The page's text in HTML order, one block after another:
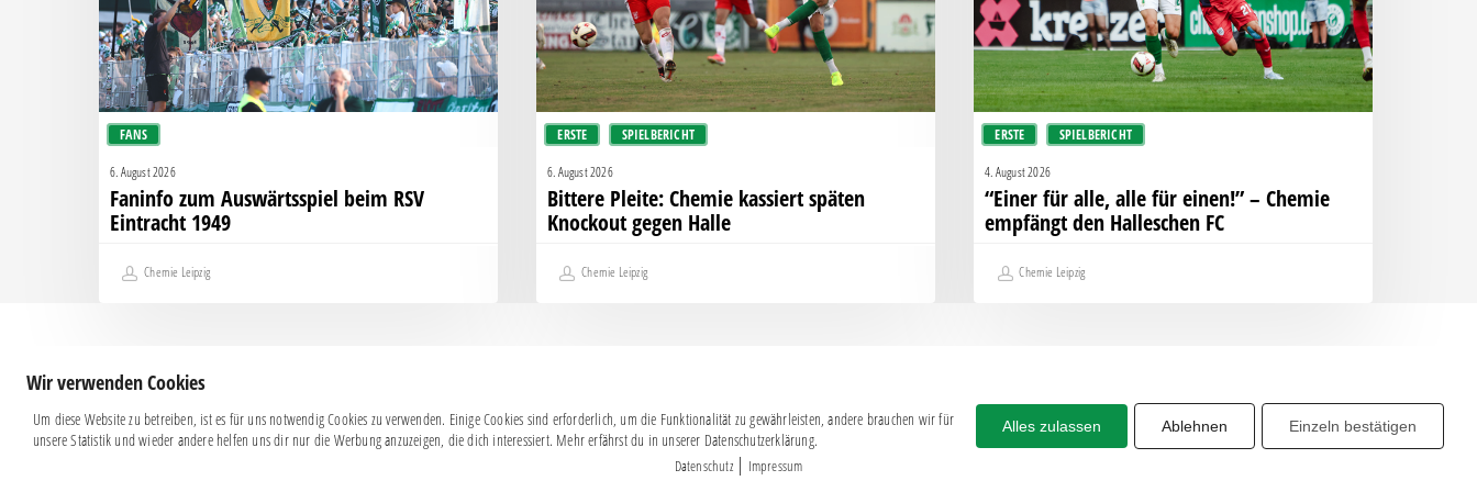
FANS
1949
6. August 2026
Faninfo zum Auswärtsspiel beim RSV
Eintracht 1949
Chemie Leipzig
ERSTE SPIELBERICHT
gegen
Halle
6. August 2026
Bittere Pleite: Chemie kassiert späten
Knockout gegen Halle
Chemie Leipzig
ERSTE SPIELBERICHT
–
Chemie
empfängt
den
Halleschen
FC4. August 2026
“Einer für alle, alle für einen!” – Chemie
empfängt den Halleschen FC
Chemie Leipzig
Share
Impressum|Datenschutz
BSG CHEMIE LEIPZIG © 2026
MITGLIEDERZAHL: 2.816
Wir verwenden Cookies
Um diese Website zu betreiben, ist es für uns notwendig Cookies zu verwenden. Einige Cookies sind erforderlich, um die Funktionalität zu gewährleisten, andere brauchen wir für
unsere Statistik und wieder andere helfen uns dir nur die Werbung anzuzeigen, die dich interessiert. Mehr erfährst du in unserer Datenschutzerklärung.
Alles zulassen Ablehnen Einzeln bestätigen
Datenschutz| Impressum